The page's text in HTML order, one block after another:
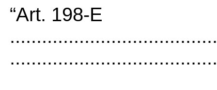
“Art. 198-E